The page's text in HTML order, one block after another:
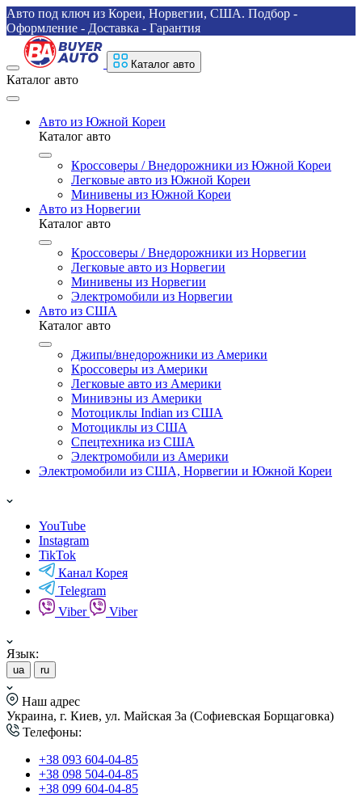
Авто под ключ из Кореи, Норвегии, США. Подбор -
Оформление - Доставка - Гарантия
Каталог авто
Каталог авто
Авто из Южной Кореи
Каталог авто
Кроссоверы / Внедорожники из Южной Кореи
Легковые авто из Южной Кореи
Минивены из Южной Кореи
Авто из Норвегии
Каталог авто
Кроссоверы / Внедорожники из Норвегии
Легковые авто из Норвегии
Минивены из Норвегии
Электромобили из Норвегии
Авто из США
Каталог авто
Джипы/внедорожники из Америки
Кроссоверы из Америки
Легковые авто из Америки
Минивэны из Америки
Мотоциклы Indian из США
Мотоциклы из США
Спецтехника из США
Электромобили из Америки
Электромобили из США, Норвегии и Южной Кореи
YouTube
Instagram
TikTok
Канал Корея
Telegram
Viber
Viber
Язык:
ua ru
Наш адрес
Украина, г. Киев, ул. Майская 3а (Софиевская Борщаговка)
Телефоны:
+38 093 604-04-85
+38 098 504-04-85
+38 099 604-04-85